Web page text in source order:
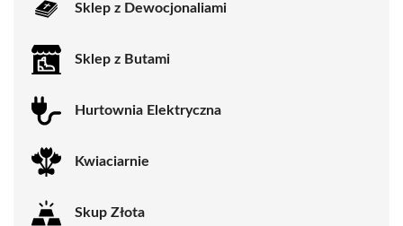
Sklep z Dewocjonaliami
Sklep z Butami
Hurtownia Elektryczna
Kwiaciarnie
Skup Złota